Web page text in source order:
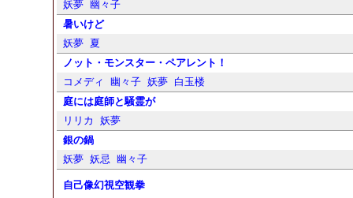
妖夢 幽々子
暑いけど
妖夢 夏
ノット・モンスター・ペアレント！
コメディ
幽々子 妖夢 白玉楼
庭には庭師と騒霊が
リリカ
妖夢
銀の鍋
妖夢 妖忌 幽々子
自己像幻視空観拳